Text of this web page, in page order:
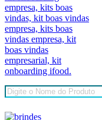
Pesquisar
produtos